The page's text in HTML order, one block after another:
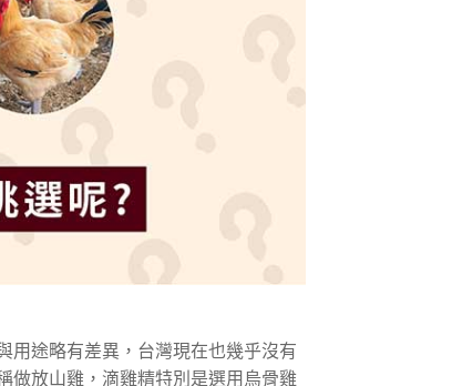
用途略有差異，台灣現在也幾乎沒有
做放山雞，滴雞精特別是選用烏骨雞